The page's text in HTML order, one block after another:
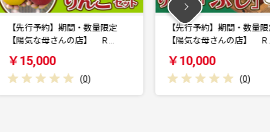
【先行予約】期間・数量限定
【陽気な母さんの店】 Ｒ…
￥10,000
【先行予約】カ
5kg 秀 2L～S …
￥20,000